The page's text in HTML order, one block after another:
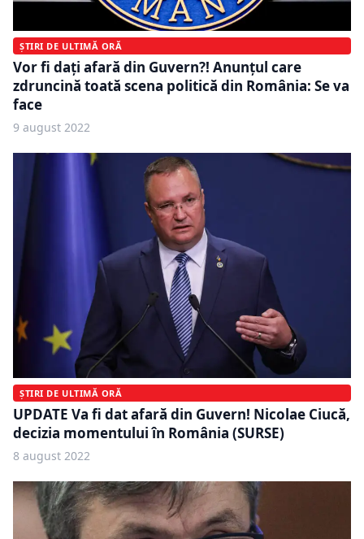
ȘTIRI DE ULTIMĂ ORĂ
Vor fi dați afară din Guvern?! Anunțul care
zdruncină toată scena politică din România: Se va
face
9 august 2022
ȘTIRI DE ULTIMĂ ORĂ
UPDATE Va fi dat afară din Guvern! Nicolae Ciucă,
decizia momentului în România (SURSE)
8 august 2022